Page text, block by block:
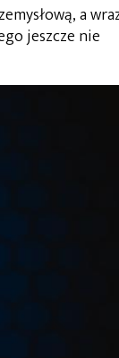
a
jeszcze nie